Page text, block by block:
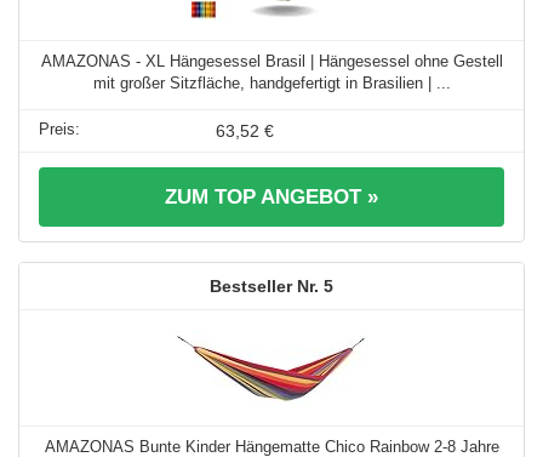
AMAZONAS - XL Hängesessel Brasil | Hängesessel ohne Gestell
mit großer Sitzfläche, handgefertigt in Brasilien | ...
63,52 €
ZUM TOP ANGEBOT »
5
AMAZONAS Bunte Kinder Hängematte Chico Rainbow 2-8 Jahre